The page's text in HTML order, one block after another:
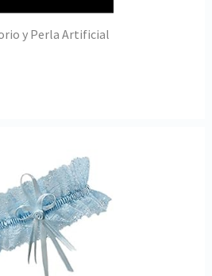
y Perla Artificial